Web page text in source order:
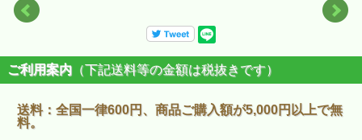
ご利用案内 （下記送料等の金額は税抜きです）
送料：全国一律600円、商品ご購入額が5,000円以上で無
料。